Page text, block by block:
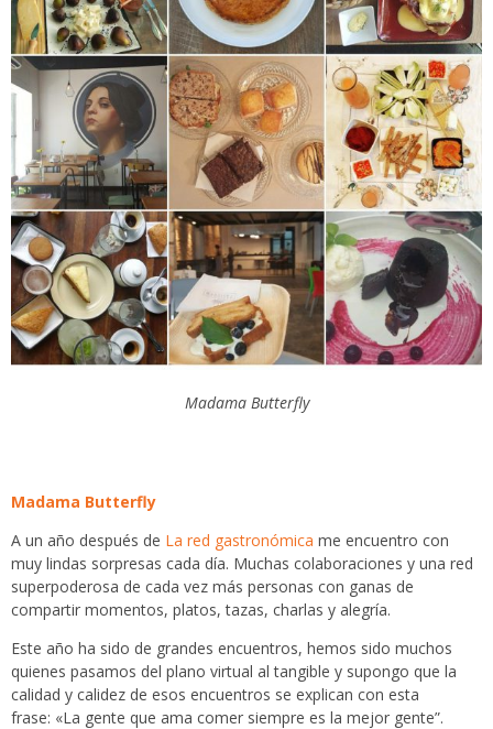
Madama Butterfly
Madama Butterfly
A un año después de La red gastronómica me encuentro con
muy lindas sorpresas cada día. Muchas colaboraciones y una red
superpoderosa de cada vez más personas con ganas de
compartir momentos, platos, tazas, charlas y alegría.
Este año ha sido de grandes encuentros, hemos sido muchos
quienes pasamos del plano virtual al tangible y supongo que la
calidad y calidez de esos encuentros se explican con esta
frase: «La gente que ama comer siempre es la mejor gente”.